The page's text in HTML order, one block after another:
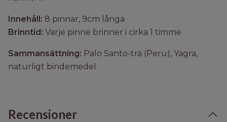
Innehåll: 8 pinnar, 9cm långa
Brinntid: Varje pinne brinner i cirka 1 timme
Sammansättning: Palo Santo-trä (Peru), Yagra,
naturligt bindemedel.
Recensioner